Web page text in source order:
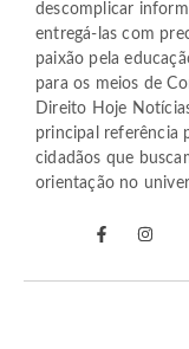
descomplicar
entregá-las com
paixão pela
para os meios de
Direito Hoje
principal referência
cidadãos que
orientação no